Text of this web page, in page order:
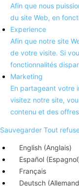
Afin que nous
du site Web, en
Experience
Afin que notre site
de votre visite. Si
fonctionnalités
Marketing
En partageant votre
visitez notre site,
contenu et des
Sauvegarder Tout
English (Anglais)
Español (Espagnol
Français
Deutsch (Allemand